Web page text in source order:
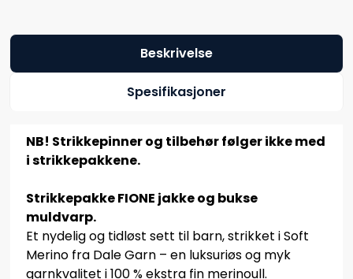
Beskrivelse
Spesifikasjoner
NB! Strikkepinner og tilbehør følger ikke med
i strikkepakkene.
Strikkepakke FIONE jakke og bukse
muldvarp.
Et nydelig og tidløst sett til barn, strikket i Soft
Merino fra Dale Garn – en luksuriøs og myk
garnkvalitet i 100 % ekstra fin merinoull.